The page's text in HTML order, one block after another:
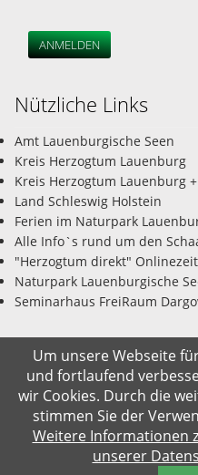
ANMELDEN
Nützliche Links
Amt Lauenburgische Seen
Kreis Herzogtum Lauenburg
Kreis Herzogtum Lauenburg
Land Schleswig Holstein
Ferien im Naturpark
Alle Info`s rund um den
"Herzogtum direkt"
Naturpark Lauenburgische
Seminarhaus FreiRaum
© Gemeinde Salem-Dargow
Impressum Datenschutz
Um unsere Webseite
und fortlaufend
wir Cookies. Durch die
stimmen Sie der
Weitere Informationen
unserer